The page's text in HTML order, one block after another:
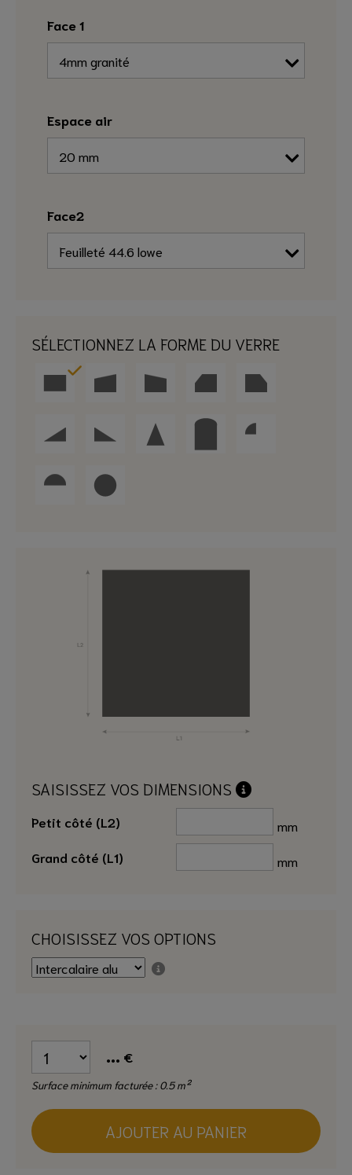
Face 1
Espace air
Face2
SÉLECTIONNEZ LA FORME DU VERRE
SAISISSEZ VOS DIMENSIONS
Petit côté (L2)
mm
Grand côté (L1)
mm
CHOISISSEZ VOS OPTIONS
... €
Surface minimum facturée : 0.5 m²
AJOUTER AU PANIER